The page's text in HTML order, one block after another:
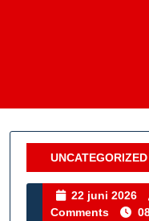
UNCATEGORIZED
Category
22 juni 2026
Comments